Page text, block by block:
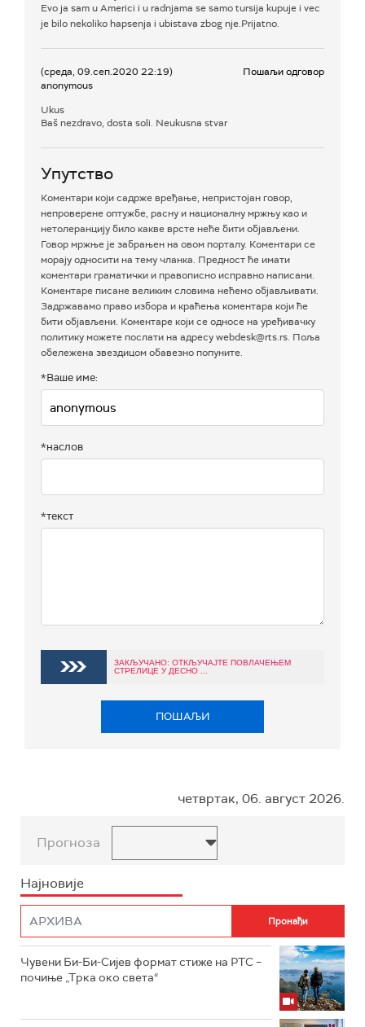
Evo ja sam u Americi i u radnjama se samo tursija kupuje i vec
je bilo nekoliko hapsenja i ubistava zbog nje.Prijatno.
(среда, 09.сеп.2020 22:19)
anonymous
Пошаљи одговор
Ukus
Baš nezdravo, dosta soli. Neukusna stvar
Упутство
Коментари који садрже вређање, непристојан говор,
непроверене оптужбе, расну и националну мржњу као и
нетолеранцију било какве врсте неће бити објављени.
Говор мржње је забрањен на овом порталу. Коментари се
морају односити на тему чланка. Предност ће имати
коментари граматички и правописно исправно написани.
Коментаре писане великим словима нећемо објављивати.
Задржавамо право избора и краћења коментара који ће
бити објављени. Коментаре који се односе на уређивачку
политику можете послати на адресу webdesk@rts.rs. Поља
обележена звездицом обавезно попуните.
*Ваше име:
*наслов
*текст
ЗАКЉУЧАНО: ОТКЉУЧАЈТЕ ПОВЛАЧЕЊЕМ
СТРЕЛИЦЕ У ДЕСНО ...
ПОШАЉИ
четвртак, 06. август 2026.
Прогноза
Најновије
Чувени Би-Би-Сијев формат стиже на РТС –
почиње „Трка око света“